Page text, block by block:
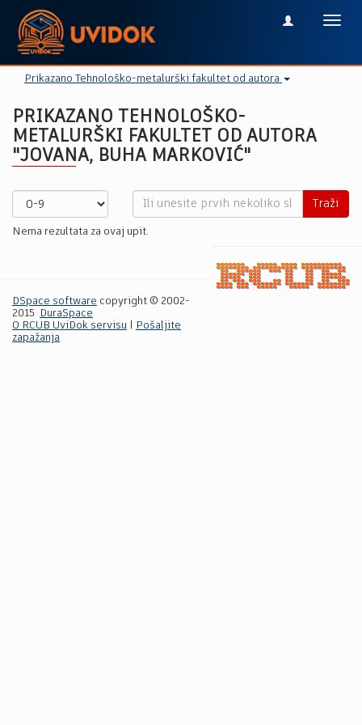
Prikazano Tehnološko-metalurški fakultet od autora
PRIKAZANO TEHNOLOŠKO-
METALURŠKI FAKULTET OD AUTORA
"JOVANA, BUHA MARKOVIĆ"
Traži
Nema rezultata za ovaj upit.
DSpace software copyright © 2002-
2015
DuraSpace
O RCUB UviDok servisu
Pošaljite
zapažanja